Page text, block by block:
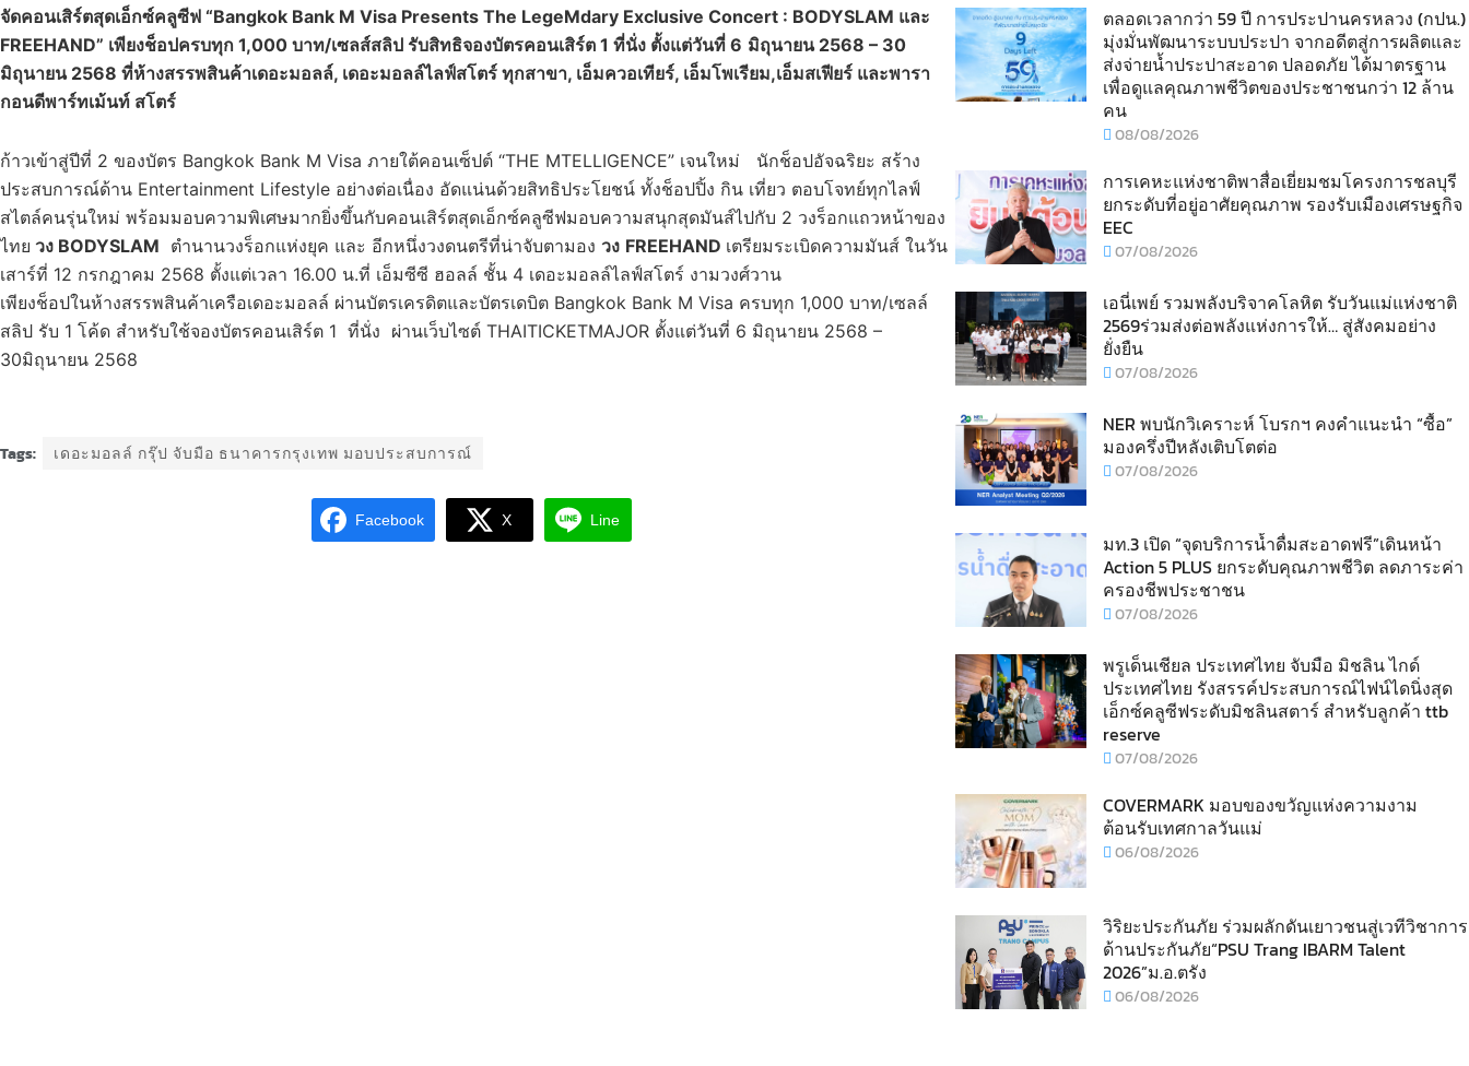
จัดคอนเสิร์ตสุดเอ็กซ์คลูซีฟ “Bangkok Bank M Visa Presents The LegeMdary Exclusive Concert : BODYSLAM และ
FREEHAND” เพียงช็อปครบทุก 1,000 บาท/เซลส์สลิป รับสิทธิจองบัตรคอนเสิร์ต 1 ที่นั่ง ตั้งแต่วันที่ 6 มิถุนายน 2568 – 30
มิถุนายน 2568 ที่ห้างสรรพสินค้าเดอะมอลล์, เดอะมอลล์ไลฟ์สโตร์ ทุกสาขา, เอ็มควอเทียร์, เอ็มโพเรียม,เอ็มสเฟียร์ และพารา
กอนดีพาร์ทเม้นท์ สโตร์
ก้าวเข้าสู่ปีที่ 2 ของบัตร Bangkok Bank M Visa ภายใต้คอนเซ็ปต์ “THE MTELLIGENCE” เจนใหม่ นักช็อปอัจฉริยะ สร้าง
ประสบการณ์ด้าน Entertainment Lifestyle อย่างต่อเนื่อง อัดแน่นด้วยสิทธิประโยชน์ ทั้งช็อปปิ้ง กิน เที่ยว ตอบโจทย์ทุกไลฟ์
สไตล์คนรุ่นใหม่ พร้อมมอบความพิเศษมากยิ่งขึ้นกับคอนเสิร์ตสุดเอ็กซ์คลูซีฟมอบความสนุกสุดมันส์ไปกับ 2 วงร็อกแถวหน้าของ
ไทย วง BODYSLAM ตำนานวงร็อกแห่งยุค และ อีกหนึ่งวงดนตรีที่น่าจับตามอง วง FREEHAND เตรียมระเบิดความมันส์ ในวัน
เสาร์ที่ 12 กรกฎาคม 2568 ตั้งแต่เวลา 16.00 น.ที่ เอ็มซีซี ฮอลล์ ชั้น 4 เดอะมอลล์ไลฟ์สโตร์ งามวงศ์วาน
เพียงช็อปในห้างสรรพสินค้าเครือเดอะมอลล์ ผ่านบัตรเครดิตและบัตรเดบิต Bangkok Bank M Visa ครบทุก 1,000 บาท/เซลล์
สลิป รับ 1 โค้ด สำหรับใช้จองบัตรคอนเสิร์ต 1 ที่นั่ง ผ่านเว็บไซต์ THAITICKETMAJOR ตั้งแต่วันที่ 6 มิถุนายน 2568 –
30มิถุนายน 2568
Tags: เดอะมอลล์ กรุ๊ป จับมือ ธนาคารกรุงเทพ มอบประสบการณ์
Facebook X Line
ตลอดเวลากว่า 59 ปี การประปานครหลวง (กปน.)
มุ่งมั่นพัฒนาระบบประปา จากอดีตสู่การผลิตและ
ส่งจ่ายน้ำประปาสะอาด ปลอดภัย ได้มาตรฐาน
เพื่อดูแลคุณภาพชีวิตของประชาชนกว่า 12 ล้าน
คน
08/08/2026
การเคหะแห่งชาติพาสื่อเยี่ยมชมโครงการชลบุรี
ยกระดับที่อยู่อาศัยคุณภาพ รองรับเมืองเศรษฐกิจ
EEC
07/08/2026
เอนี่เพย์ รวมพลังบริจาคโลหิต รับวันแม่แห่งชาติ
2569ร่วมส่งต่อพลังแห่งการให้… สู่สังคมอย่าง
ยั่งยืน
07/08/2026
NER พบนักวิเคราะห์ โบรกฯ คงคำแนะนำ “ซื้อ”
มองครึ่งปีหลังเติบโตต่อ
07/08/2026
มท.3 เปิด “จุดบริการน้ำดื่มสะอาดฟรี”เดินหน้า
Action 5 PLUS ยกระดับคุณภาพชีวิต ลดภาระค่า
ครองชีพประชาชน
07/08/2026
พรูเด็นเชียล ประเทศไทย จับมือ มิชลิน ไกด์
ประเทศไทย รังสรรค์ประสบการณ์ไฟน์ไดนิ่งสุด
เอ็กซ์คลูซีฟระดับมิชลินสตาร์ สำหรับลูกค้า ttb
reserve
07/08/2026
COVERMARK มอบของขวัญแห่งความงาม
ต้อนรับเทศกาลวันแม่
06/08/2026
วิริยะประกันภัย ร่วมผลักดันเยาวชนสู่เวทีวิชาการ
ด้านประกันภัย“PSU Trang IBARM Talent
2026”ม.อ.ตรัง
06/08/2026